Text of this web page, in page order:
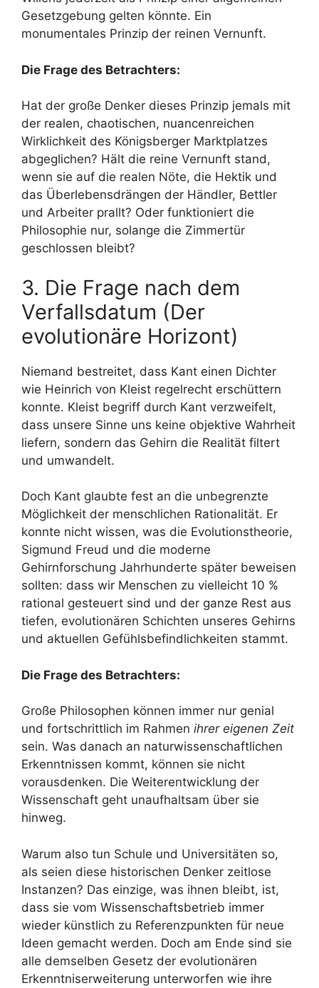
Gesetzgebung gelten könnte. Ein
monumentales Prinzip der reinen Vernunft.
Die Frage des Betrachters:
Hat der große Denker dieses Prinzip jemals mit
der realen, chaotischen, nuancenreichen
Wirklichkeit des Königsberger Marktplatzes
abgeglichen? Hält die reine Vernunft stand,
wenn sie auf die realen Nöte, die Hektik und
das Überlebensdrängen der Händler, Bettler
und Arbeiter prallt? Oder funktioniert die
Philosophie nur, solange die Zimmertür
geschlossen bleibt?
3. Die Frage nach dem
Verfallsdatum (Der
evolutionäre Horizont)
Niemand bestreitet, dass Kant einen Dichter
wie Heinrich von Kleist regelrecht erschüttern
konnte. Kleist begriff durch Kant verzweifelt,
dass unsere Sinne uns keine objektive Wahrheit
liefern, sondern das Gehirn die Realität filtert
und umwandelt.
Doch Kant glaubte fest an die unbegrenzte
Möglichkeit der menschlichen Rationalität. Er
konnte nicht wissen, was die Evolutionstheorie,
Sigmund Freud und die moderne
Gehirnforschung Jahrhunderte später beweisen
sollten: dass wir Menschen zu vielleicht 10 %
rational gesteuert sind und der ganze Rest aus
tiefen, evolutionären Schichten unseres Gehirns
und aktuellen Gefühlsbefindlichkeiten stammt.
Die Frage des Betrachters:
Große Philosophen können immer nur genial
und fortschrittlich im Rahmen ihrer eigenen Zeit
sein. Was danach an naturwissenschaftlichen
Erkenntnissen kommt, können sie nicht
vorausdenken. Die Weiterentwicklung der
Wissenschaft geht unaufhaltsam über sie
hinweg.
Warum also tun Schule und Universitäten so,
als seien diese historischen Denker zeitlose
Instanzen? Das einzige, was ihnen bleibt, ist,
dass sie vom Wissenschaftsbetrieb immer
wieder künstlich zu Referenzpunkten für neue
Ideen gemacht werden. Doch am Ende sind sie
alle demselben Gesetz der evolutionären
Erkenntniserweiterung unterworfen wie ihre